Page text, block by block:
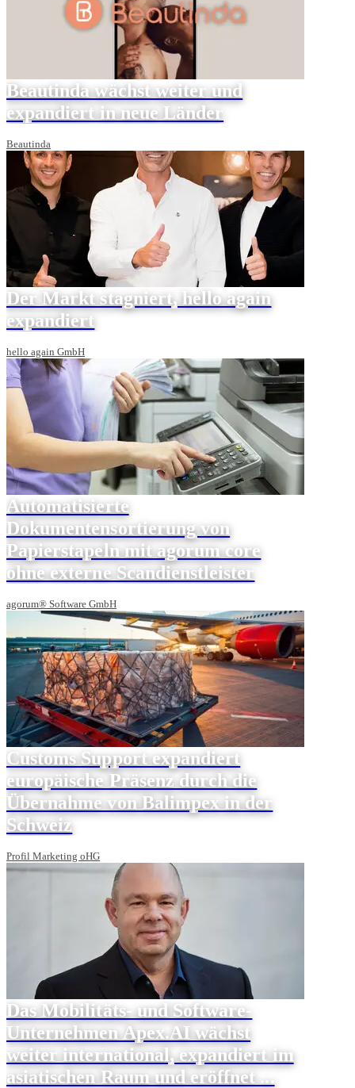
Beautinda wächst weiter und
expandiert in neue Länder
Beautinda
Der Markt stagniert, hello again
expandiert
hello again GmbH
Automatisierte
Dokumentensortierung von
Papierstapeln mit agorum core
ohne externe Scandienstleister
agorum® Software GmbH
Customs Support expandiert
europäische Präsenz durch die
Übernahme von Balimpex in der
Schweiz
Profil Marketing oHG
Das Mobilitäts- und Software-
Unternehmen Apex.AI wächst
weiter international, expandiert im
asiatischen Raum und eröffnet ...